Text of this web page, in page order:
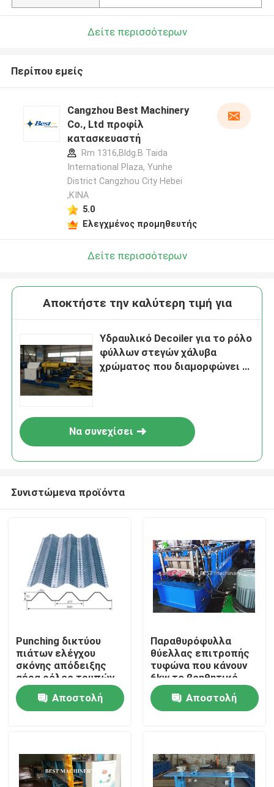
Σπίτι
Περίπου εμείς
Δείτε περισσότερων
Περίπου εμείς
Cangzhou Best Machinery
Co., Ltd προφίλ
κατασκευαστή
Rm 1316,Bldg.B Taida
International Plaza, Yunhe
District Cangzhou City Hebei
,ΚΙΝΑ
5.0
Ελεγχμένος προμηθευτής
Δείτε περισσότερων
Αποκτήστε την καλύτερη τιμή για
Υδραυλικό Decoiler για το ρόλο
φύλλων στεγών χάλυβα
χρώματος που διαμορφώνει τη
Να συνεχίσει
Συνιστώμενα προϊόντα
Punching δικτύου
πιάτων ελέγχου
σκόνης απόδειξης
αέρα ρόλος τρυπών
6kw που
διαμορφώνει τη
μηχανή
Αποστολή
Παραθυρόφυλλα
θύελλας επιτροπής
τυφώνα που κάνουν
6kw το βοηθητικό
εξοπλισμό
Αποστολή